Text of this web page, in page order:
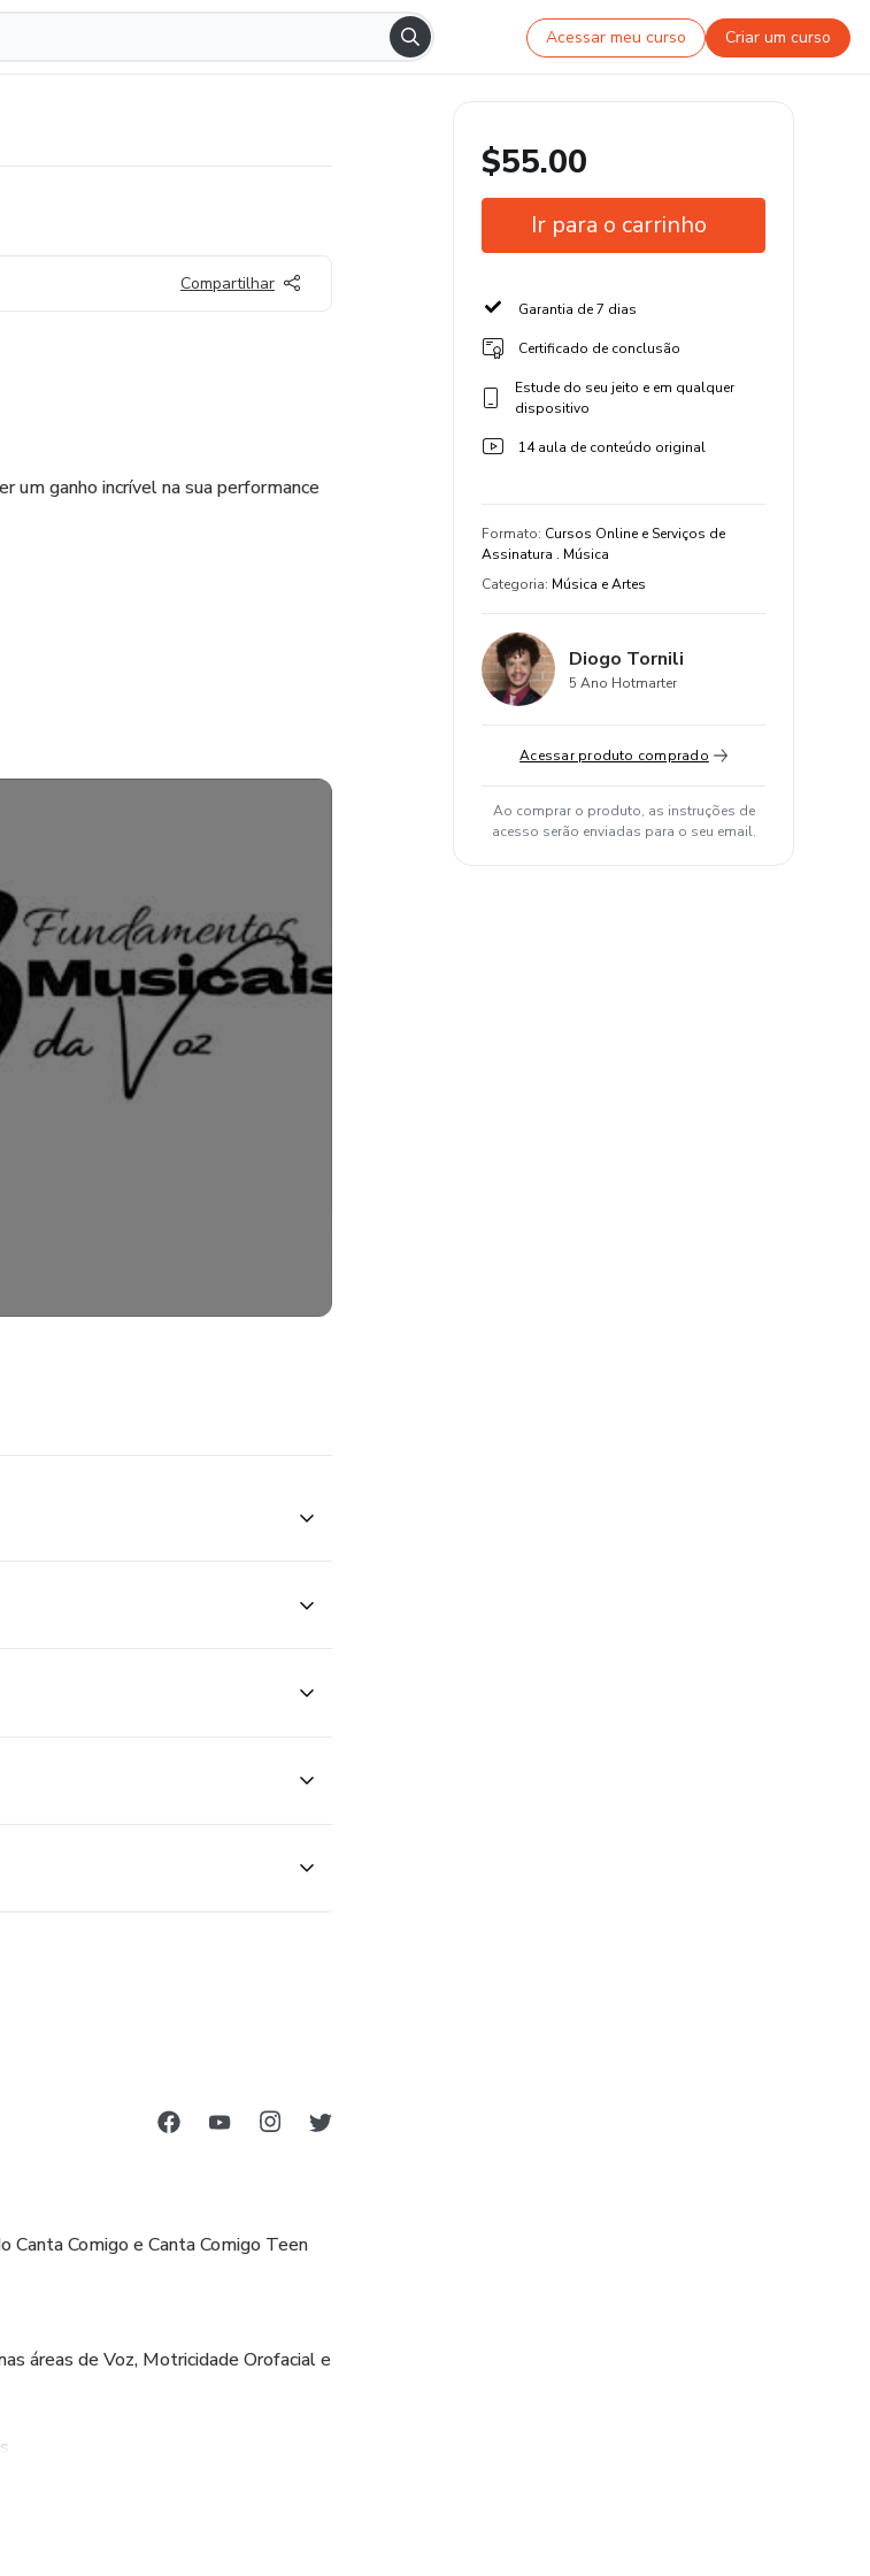
Acessar meu curso Criar um curso
Compartilhar
um ganho incrível na sua performance
Canta Comigo e Canta Comigo Teen
áreas de Voz, Motricidade Orofacial e
$55.00
Ir para o carrinho
Garantia de 7 dias
Certificado de conclusão
Estude do seu jeito e em qualquer
dispositivo
14 aula de conteúdo original
Formato: Cursos Online e Serviços de
Assinatura . Música
Categoria: Música e Artes
Diogo Tornili
5 Ano Hotmarter
Acessar produto comprado
Ao comprar o produto, as instruções de
acesso serão enviadas para o seu email.